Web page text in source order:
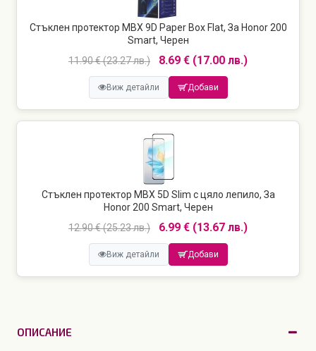
Стъклен протектор MBX 9D Paper Box Flat, За Honor 200
Smart, Черен
11.90 € (23.27 лв.)
8.69 € (17.00 лв.)
Виж детайли Добави
Стъклен протектор MBX 5D Slim с цяло лепило, За
Honor 200 Smart, Черен
12.90 € (25.23 лв.)
6.99 € (13.67 лв.)
Виж детайли Добави
ОПИСАНИЕ